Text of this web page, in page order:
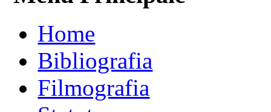
Home
Bibliografia
Filmografia